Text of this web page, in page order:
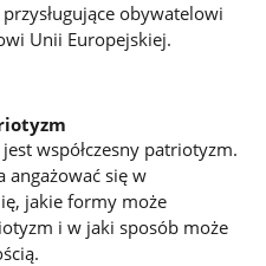
obywatelowi
Unii Europejskiej.
współczesny patriotyzm.
angażować się w
jakie formy może
i w jaki sposób może